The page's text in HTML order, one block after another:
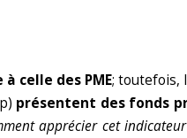
celle des PME; toutefois,
présentent des fonds
apprécier cet